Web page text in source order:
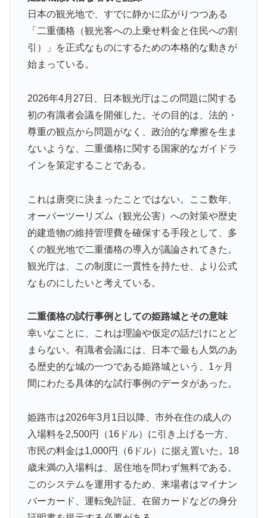
い症例…
NPB時代の山本由伸の打撃練習にMLBファン騒然！
←「大谷の後に打たそう！」（海外の反応）
▶
【あんこ】やる夫は神州日乃本をダイスで旅をする【な
▶
英国人「ようこそ」冨安健洋、クリスタルパレス加入が
決定的に！メディカル検査をパス！現地サポが歓迎！ア
ーセナルファンも祝福！【海外の反応】
日本で婚活する韓国人男性が急増「日本の女性は優し
い」【タイ人の反応】
外国人「2026年バロンドールは誰が受賞すべき?」エン
バペ、今季無冠でも初受賞か!?海外ファンが考える本命
とは!?【海外の反応】
突進してきた牛を跳び越えたら、牛が固まって動かなく
なった闘牛場の映像【海外の反応】
▶
【海外の反応】なぜイチローはあんなに敬遠四球が多か
▶ 韓国人「PSG、日本の鈴木彩艶に約60億円で正式オファ
ー・・・」→「あいつがそれほどなのか（ブルブル）」
「レギュラーとして出れるとは思わないけど、それでも
やっぱり羨ましいね」
▶
英国人「ようこそ」冨安健洋、クリスタルパレス加入が
決定的に！メディカル検査をパス！現地サポが歓迎！ア
韓国人「日本人は韓国が大好きなはずなのに、実は東南
アジア人と同列に見ているというのは本当なのです
か？」
韓国の24時間無人のラーメン屋に世界が騒然！←「なん
て文明的なんだ！」（海外の反応）
日本の観光地で、すでに静かに広がりつつある
「二重価格（観光客への上乗せ料金と住民への割
引）」を正式なものにするための本格的な動きが
始まっている。
2026年4月27日、日本観光庁はこの問題に関する
初の有識者会議を開催した。その目的は、法的・
尊重の観点から問題がなく、政治的な摩擦を生ま
ないような、二重価格に関する国家的なガイドラ
インを策定することである。
これは唐突に決まったことではない。ここ数年、
オーバーツーリズム（観光公害）への対策や歴史
的建造物の維持管理費を確保する手段として、多
くの観光地で二重価格の導入が議論されてきた。
観光庁は、この制度に一貫性を持たせ、より公式
なものにしたいと考えている。
二重価格の試行事例としての姫路城とその意味
幸いなことに、これは理論や仮定の話だけにとど
まらない。有識者会議には、日本で最も人気のあ
る歴史的な城の一つである姫路城という、1ヶ月
間にわたる具体的な試行事例のデータがあった。
姫路市は2026年3月1日以降、市外在住の成人の
入場料を2,500円（16ドル）に引き上げる一方、
市民の料金は1,000円（6ドル）に据え置いた。18
歳未満の入場料は、居住地を問わず無料である。
このシステムを運用するため、来場者はマイナン
バーカード、運転免許証、在留カードなどの身分